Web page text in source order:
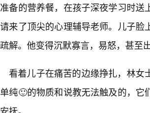
备的营养餐，在孩子深夜学习时
来了顶尖的心理辅导老师。儿子
解。他变得沉默寡言，易怒，甚至
看着儿子在痛苦的边缘挣扎，林女
纯🙂的物质和说教无法触及的，